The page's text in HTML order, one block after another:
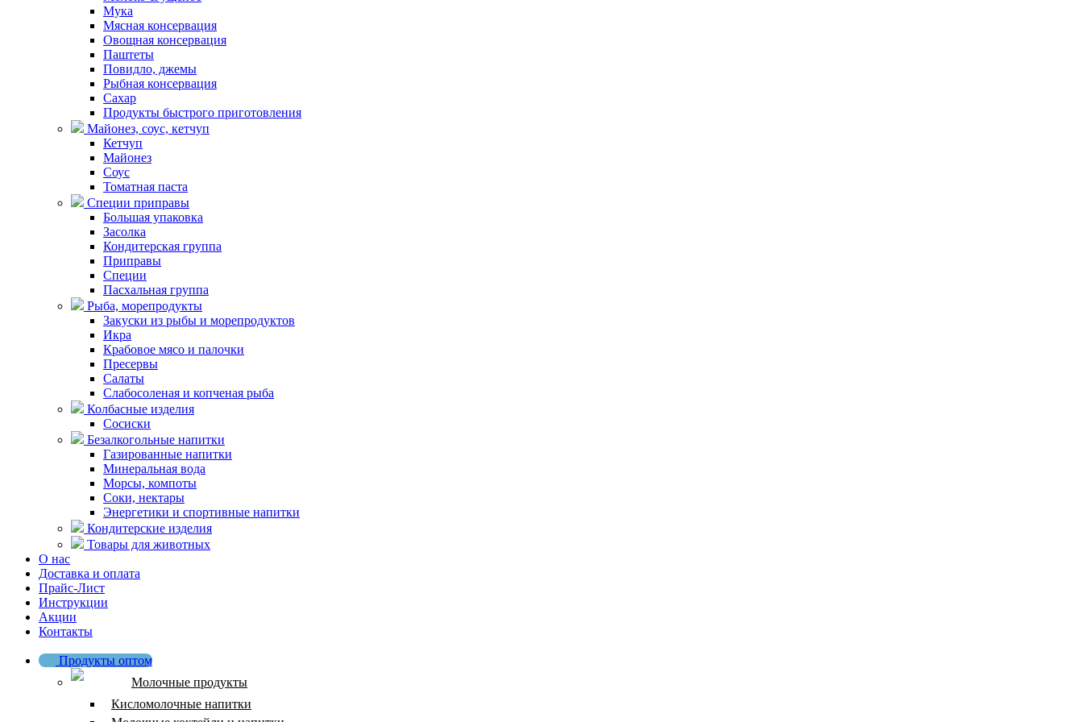
Мука
Мясная консервация
Овощная консервация
Паштеты
Повидло, джемы
Рыбная консервация
Сахар
Продукты быстрого приготовления
Майонез, соус, кетчуп
Кетчуп
Майонез
Соус
Томатная паста
Специи приправы
Большая упаковка
Засолка
Кондитерская группа
Приправы
Специи
Пасхальная группа
Рыба, морепродукты
Закуски из рыбы и морепродуктов
Икра
Крабовое мясо и палочки
Пресервы
Салаты
Слабосоленая и копченая рыба
Колбасные изделия
Сосиски
Безалкогольные напитки
Газированные напитки
Минеральная вода
Морсы, компоты
Соки, нектары
Энергетики и спортивные напитки
Кондитерские изделия
Товары для животных
О нас
Доставка и оплата
Прайс-Лист
Инструкции
Акции
Контакты
Продукты оптом
Молочные продукты
Кисломолочные напитки